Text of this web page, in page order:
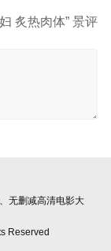
炙热肉体” 景评
无删减高清电影大
Reserved